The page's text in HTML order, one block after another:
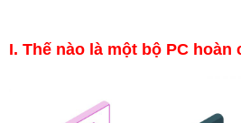
I. Thế nào là một bộ PC hoàn